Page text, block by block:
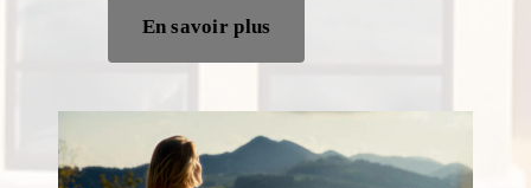
En savoir plus